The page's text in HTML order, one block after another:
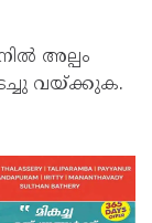
അല്പം
വയ്ക്കുക.